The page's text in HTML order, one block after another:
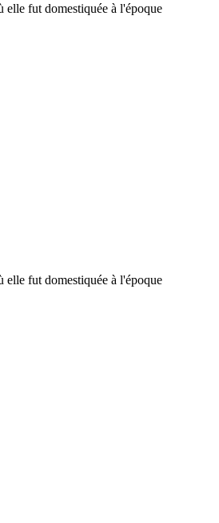
elle fut domestiquée à l'époque
elle fut domestiquée à l'époque